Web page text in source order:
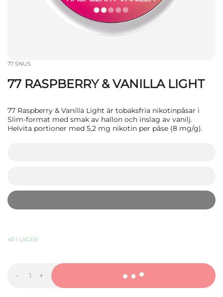
77 SNUS
77 RASPBERRY & VANILLA LIGHT
77 Raspberry & Vanilla Light är tobaksfria nikotinpåsar i
Slim-format med smak av hallon och inslag av vanilj.
Helvita portioner med 5,2 mg nikotin per påse (8 mg/g).
-77
+